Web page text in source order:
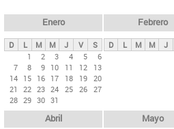
ds
p
n
Enero
D L M M J V
S
1
2 3 4 5
6
7
8 9 10 11 12
13
14 15 16 17 18 19 20
21
22 23 24 25 26 27
28 29 30 31
Febrero
D L M M J
Abril Mayo